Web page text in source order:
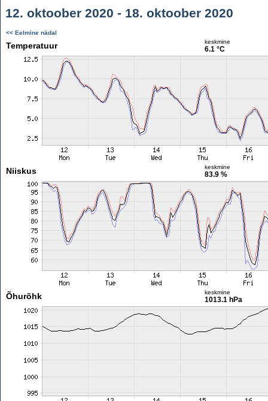
12. oktoober 2020 - 18. oktoober 2020
<< Eelmine nädal
Temperatuur keskmine
6.1 °C
Niiskus keskmine
83.9 %
Õhurõhk keskmine
1013.1 hPa